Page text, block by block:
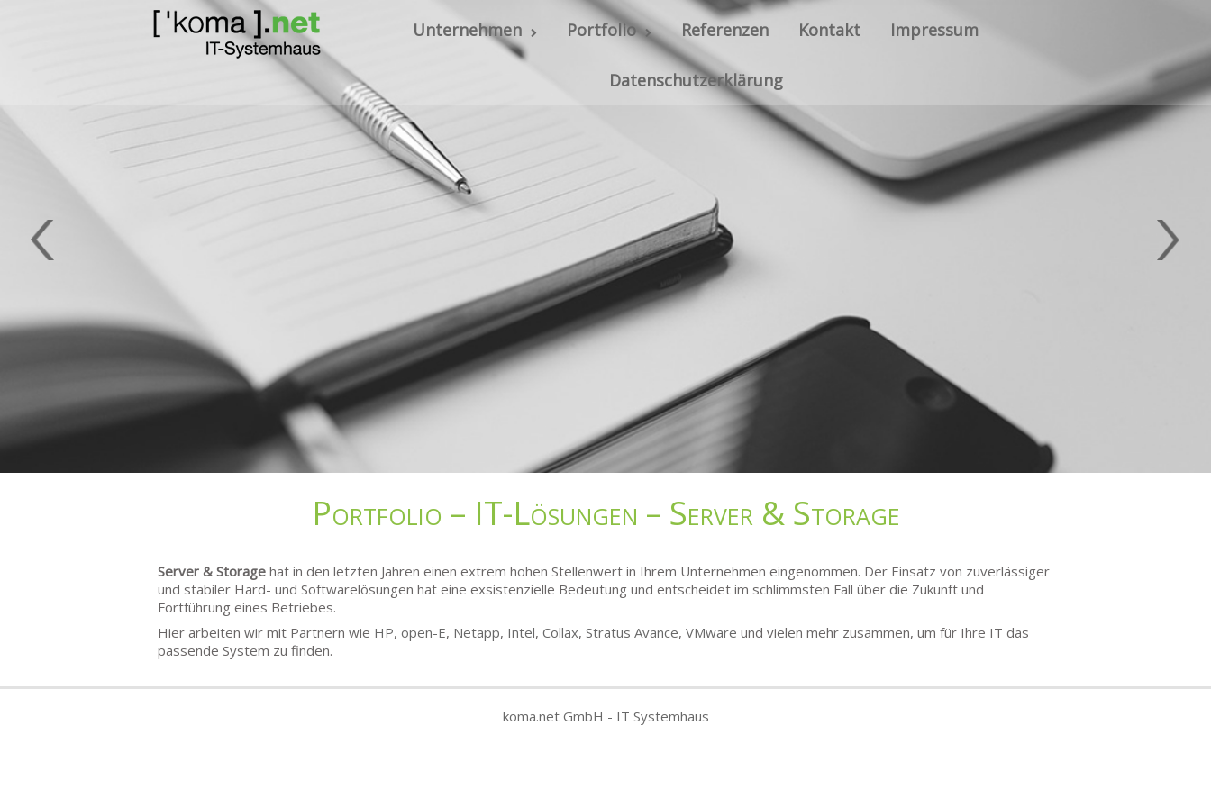
Unternehmen Portfolio Referenzen Kontakt Impressum
Datenschutzerklärung
Portfolio – IT-Lösungen – Server & Storage
Server & Storage hat in den letzten Jahren einen extrem hohen Stellenwert in Ihrem Unternehmen eingenommen. Der Einsatz von zuverlässiger
und stabiler Hard- und Softwarelösungen hat eine exsistenzielle Bedeutung und entscheidet im schlimmsten Fall über die Zukunft und
Fortführung eines Betriebes.
Hier arbeiten wir mit Partnern wie HP, open-E, Netapp, Intel, Collax, Stratus Avance, VMware und vielen mehr zusammen, um für Ihre IT das
passende System zu finden.
koma.net GmbH - IT Systemhaus